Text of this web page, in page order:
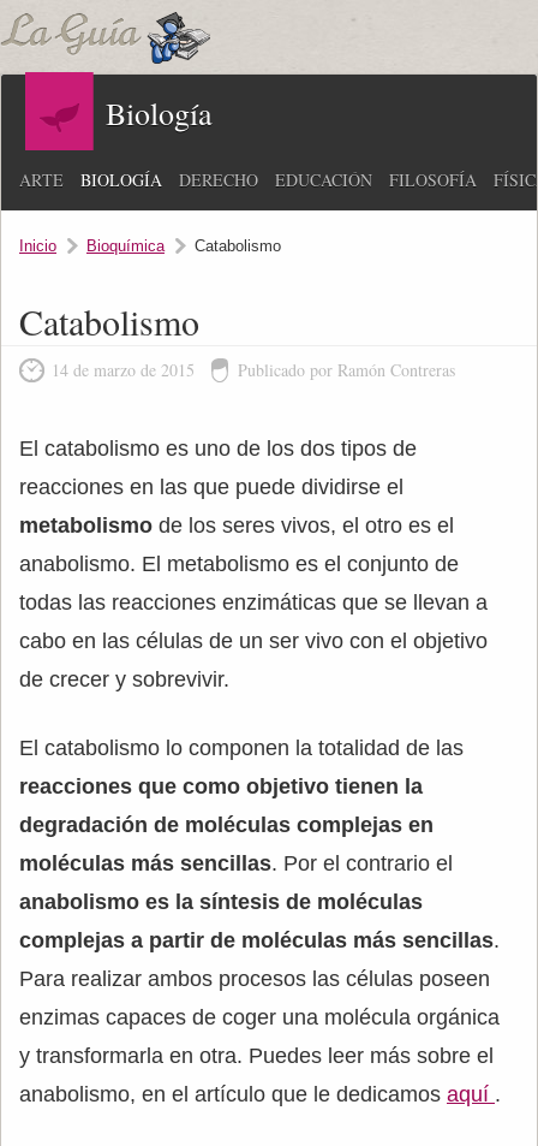
Biología
ARTE BIOLOGÍA DERECHO EDUCACIÓN FILOSOFÍA
Inicio Bioquímica Catabolismo
Catabolismo
14 de marzo de 2015 Publicado por Ramón Contreras
El catabolismo es uno de los dos tipos de
reacciones en las que puede dividirse el
metabolismo de los seres vivos, el otro es el
anabolismo. El metabolismo es el conjunto de
todas las reacciones enzimáticas que se llevan a
cabo en las células de un ser vivo con el objetivo
de crecer y sobrevivir.
El catabolismo lo componen la totalidad de las
reacciones que como objetivo tienen la
degradación de moléculas complejas en
moléculas más sencillas. Por el contrario el
anabolismo es la síntesis de moléculas
complejas a partir de moléculas más sencillas.
Para realizar ambos procesos las células poseen
enzimas capaces de coger una molécula orgánica
y transformarla en otra. Puedes leer más sobre el
anabolismo, en el artículo que le dedicamos aquí .